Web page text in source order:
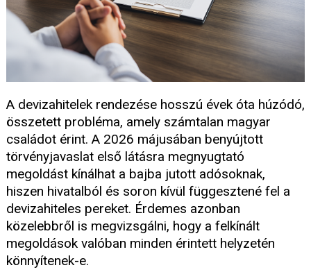
A devizahitelek rendezése hosszú évek óta húzódó,
összetett probléma, amely számtalan magyar
családot érint. A 2026 májusában benyújtott
törvényjavaslat első látásra megnyugtató
megoldást kínálhat a bajba jutott adósoknak,
hiszen hivatalból és soron kívül függesztené fel a
devizahiteles pereket. Érdemes azonban
közelebbről is megvizsgálni, hogy a felkínált
megoldások valóban minden érintett helyzetén
könnyítenek-e.